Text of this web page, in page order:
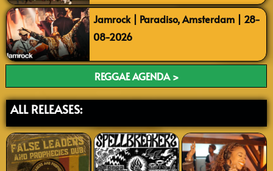
Jamrock | Paradiso, Amsterdam | 28-
08-2026
REGGAE AGENDA >
ALL RELEASES: